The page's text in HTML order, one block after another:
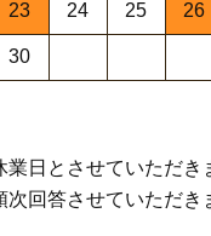
23 24 25 26
30
業日とさせていただき
回答させていただき